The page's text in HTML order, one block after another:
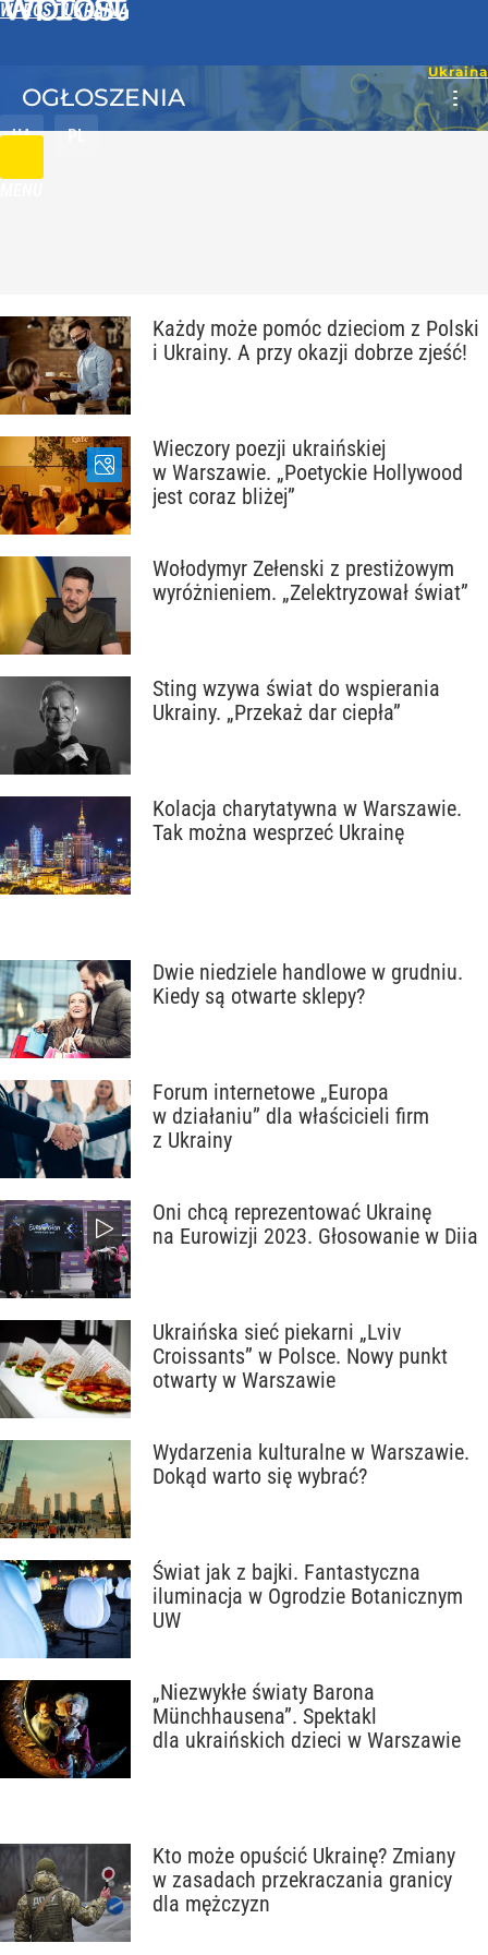
WPROST UKRAINA
UA PL
OGŁOSZENIA
Każdy może pomóc dzieciom z Polski
i Ukrainy. A przy okazji dobrze zjeść!
Wieczory poezji ukraińskiej
w Warszawie. „Poetyckie Hollywood
jest coraz bliżej”
Wołodymyr Zełenski z prestiżowym
wyróżnieniem. „Zelektryzował świat”
Sting wzywa świat do wspierania
Ukrainy. „Przekaż dar ciepła”
Kolacja charytatywna w Warszawie.
Tak można wesprzeć Ukrainę
Dwie niedziele handlowe w grudniu.
Kiedy są otwarte sklepy?
Forum internetowe „Europa
w działaniu” dla właścicieli firm
z Ukrainy
Oni chcą reprezentować Ukrainę
na Eurowizji 2023. Głosowanie w Diia
Ukraińska sieć piekarni „Lviv
Croissants” w Polsce. Nowy punkt
otwarty w Warszawie
Wydarzenia kulturalne w Warszawie.
Dokąd warto się wybrać?
Świat jak z bajki. Fantastyczna
iluminacja w Ogrodzie Botanicznym
UW
„Niezwykłe światy Barona
Münchhausena”. Spektakl
dla ukraińskich dzieci w Warszawie
Kto może opuścić Ukrainę? Zmiany
w zasadach przekraczania granicy
dla mężczyzn